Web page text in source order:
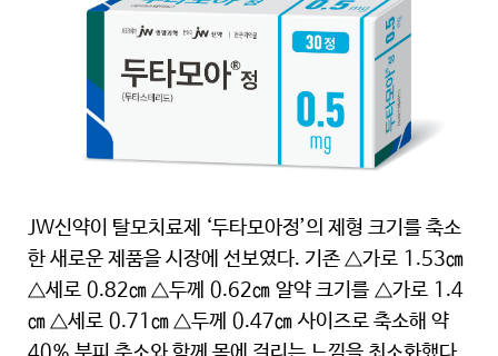
JW신약이 탈모치료제 ‘두타모아정’의 제형 크기를 축소
한 새로운 제품을 시장에 선보였다. 기존 △가로 1.53㎝
△세로 0.82㎝ △두께 0.62㎝ 알약 크기를 △가로 1.4
㎝ △세로 0.71㎝ △두께 0.47㎝ 사이즈로 축소해 약